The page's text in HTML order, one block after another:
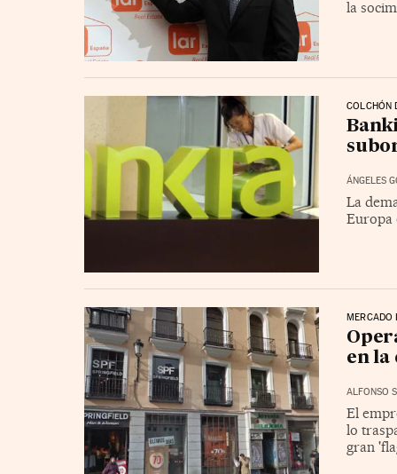
la
COLCHÓN
ÁNGELES
La
Europa
MERCADO
en la
ALFONSO
El
lo
gran